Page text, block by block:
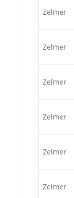
Zelmer
Zelmer
Zelmer
Zelmer
Zelmer
Zelmer